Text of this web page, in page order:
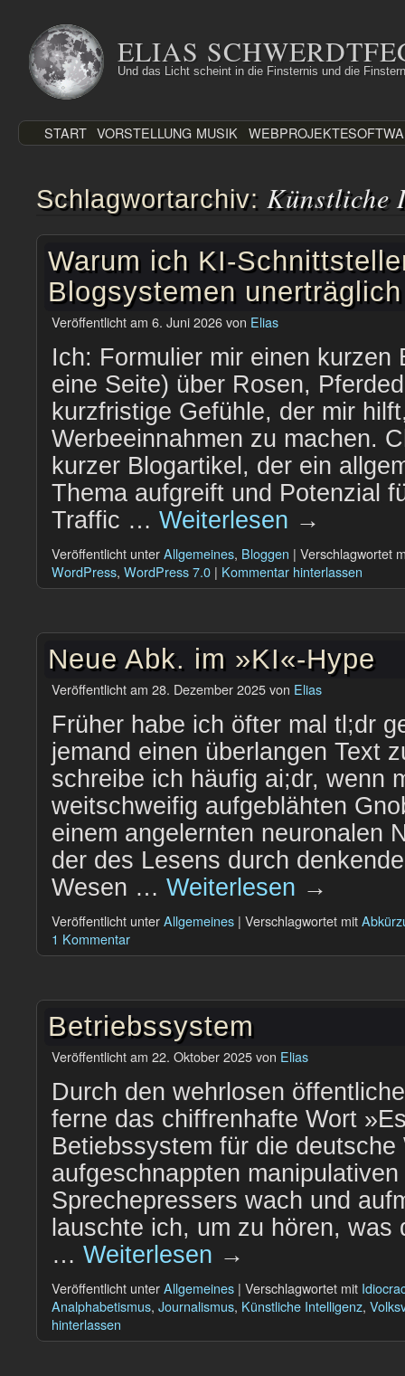
Inhalt
springen
ELIAS
Und das Licht scheint in die Finsternis und die
START VORSTELLUNG MUSIK WEBPROJEKTE
Schlagwortarchiv: Künstliche
Warum ich KI-
Blogsystemen
Veröffentlicht am 6. Juni 2026von Elias
Ich: Formulier mir einen kurzen
eine Seite) über Rosen,
kurzfristige Gefühle, der mir
Werbeeinnahmen zu machen.
kurzer Blogartikel, der ein
Thema aufgreift und Potenzial
Traffic … Weiterlesen →
Veröffentlicht unterAllgemeines, Bloggen | Verschlagwortet
WordPress, WordPress 7.0 | Kommentar hinterlassen
Neue Abk. im »KI«-Hype
Veröffentlicht am 28. Dezember 2025von Elias
Früher habe ich öfter mal tl;dr
jemand einen überlangen Text
schreibe ich häufig ai;dr, wenn
weitschweifig aufgeblähten
einem angelernten neuronalen
der des Lesens durch
Wesen … Weiterlesen →
Veröffentlicht unterAllgemeines | Verschlagwortet mit
1 Kommentar
Betriebssystem
Veröffentlicht am 22. Oktober 2025von Elias
Durch den wehrlosen
ferne das chiffrenhafte Wort
Betiebssystem für die
aufgeschnappten
Sprechepressers wach und
lauschte ich, um zu hören, was
… Weiterlesen →
Veröffentlicht unterAllgemeines | Verschlagwortet mit
Analphabetismus, Journalismus, Künstliche Intelligenz,
hinterlassen